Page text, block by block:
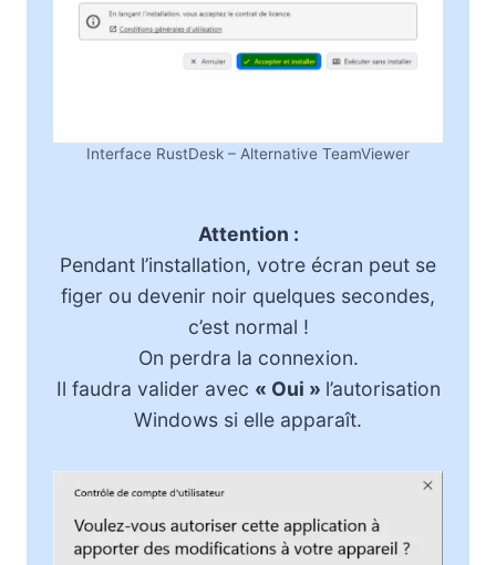
Interface RustDesk – Alternative TeamViewer
Attention :
Pendant l’installation, votre écran peut se
figer ou devenir noir quelques secondes,
c’est normal !
On perdra la connexion.
Il faudra valider avec « Oui » l’autorisation
Windows si elle apparaît.